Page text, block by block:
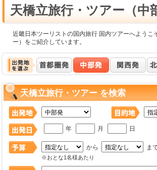
天橋立旅行・ツアー（中
近畿日本ツーリストの国内旅行 国内ツアーへよう
ー）をご紹介しています。
天橋立旅行・ツアー を検索
年 月 日
から ま
※おとな1名様あたり